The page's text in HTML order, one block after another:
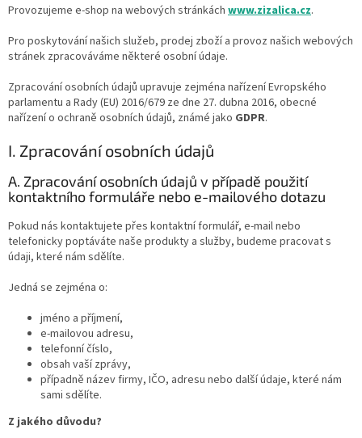
Provozujeme e-shop na webových stránkách www.zizalica.cz.
Pro poskytování našich služeb, prodej zboží a provoz našich webových
stránek zpracováváme některé osobní údaje.
Zpracování osobních údajů upravuje zejména nařízení Evropského
parlamentu a Rady (EU) 2016/679 ze dne 27. dubna 2016, obecné
nařízení o ochraně osobních údajů, známé jako GDPR.
I. Zpracování osobních údajů
A. Zpracování osobních údajů v případě použití
kontaktního formuláře nebo e-mailového dotazu
Pokud nás kontaktujete přes kontaktní formulář, e-mail nebo
telefonicky poptáváte naše produkty a služby, budeme pracovat s
údaji, které nám sdělíte.
Jedná se zejména o:
jméno a příjmení,
e-mailovou adresu,
telefonní číslo,
obsah vaší zprávy,
případně název firmy, IČO, adresu nebo další údaje, které nám
sami sdělíte.
Z jakého důvodu?